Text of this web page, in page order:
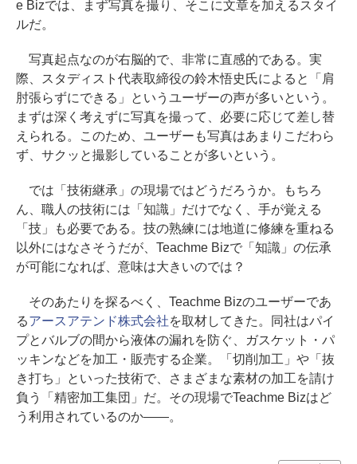
e Bizでは、まず写真を撮り、そこに文章を加えるスタイ
ルだ。
写真起点なのが右脳的で、非常に直感的である。実
際、スタディスト代表取締役の鈴木悟史氏によると「肩
肘張らずにできる」というユーザーの声が多いという。
まずは深く考えずに写真を撮って、必要に応じて差し替
えられる。このため、ユーザーも写真はあまりこだわら
ず、サクッと撮影していることが多いという。
では「技術継承」の現場ではどうだろうか。もちろ
ん、職人の技術には「知識」だけでなく、手が覚える
「技」も必要である。技の熟練には地道に修練を重ねる
以外にはなさそうだが、Teachme Bizで「知識」の伝承
が可能になれば、意味は大きいのでは？
そのあたりを探るべく、Teachme Bizのユーザーであ
るアースアテンド株式会社を取材してきた。同社はパイ
プとバルブの間から液体の漏れを防ぐ、ガスケット・パ
ッキンなどを加工・販売する企業。「切削加工」や「抜
き打ち」といった技術で、さまざまな素材の加工を請け
負う「精密加工集団」だ。その現場でTeachme Bizはど
う利用されているのか――。